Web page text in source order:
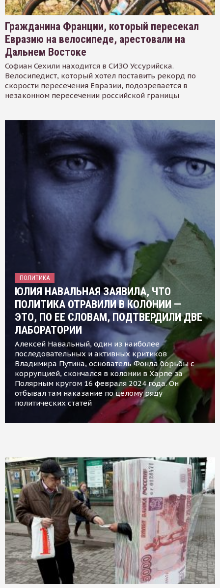
Гражданина Франции, который пересекал
Евразию на велосипеде, арестовали на
Дальнем Востоке
Софиан Сехили находится в СИЗО Уссурийска.
Велосипедист, который хотел поставить рекорд по
скорости пересечения Евразии, подозревается в
незаконном пересечении российской границы
ПОЛИТИКА
ЮЛИЯ НАВАЛЬНАЯ ЗАЯВИЛА, ЧТО
ПОЛИТИКА ОТРАВИЛИ В КОЛОНИИ —
ЭТО, ПО ЕЕ СЛОВАМ, ПОДТВЕРДИЛИ ДВЕ
ЛАБОРАТОРИИ
Алексей Навальный, один из наиболее
последовательных и активных критиков
Владимира Путина, основатель Фонда борьбы с
коррупцией, скончался в колонии в Харпе за
Полярным кругом 16 февраля 2024 года. Он
отбывал там наказание по целому ряду
политических статей